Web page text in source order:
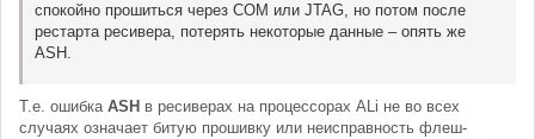
спокойно прошиться через COM или JTAG, но потом после
рестарта ресивера, потерять некоторые данные – опять же
ASH.
Т.е. ошибка ASH в ресиверах на процессорах ALi не во всех
случаях означает битую прошивку или неисправность флеш-